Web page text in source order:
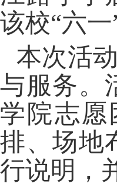
该校“六
本次活
与服务。
学院志愿
排、场地
行说明，